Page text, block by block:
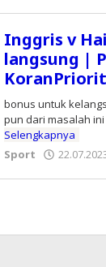
Inggris v
langsung |
bonus untuk
pun dari masalah
Selengkapnya
Sport